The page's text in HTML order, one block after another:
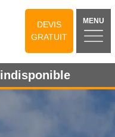
DEVIS
GRATUIT
MENU
indisponible